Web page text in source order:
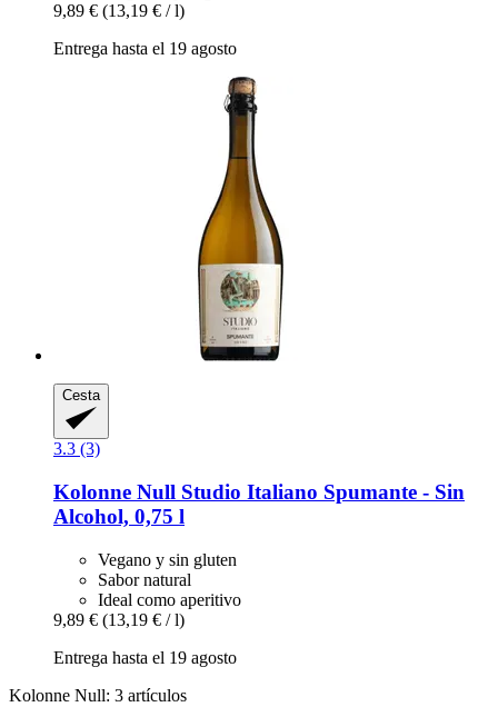
9,89 € (13,19 € / l)
Entrega hasta el 19 agosto
Cesta
3.3 (3)
Kolonne Null Studio Italiano Spumante -​ Sin
Alcohol, 0,75 l
Vegano y sin gluten
Sabor natural
Ideal como aperitivo
9,89 € (13,19 € / l)
Entrega hasta el 19 agosto
Kolonne Null: 3 artículos